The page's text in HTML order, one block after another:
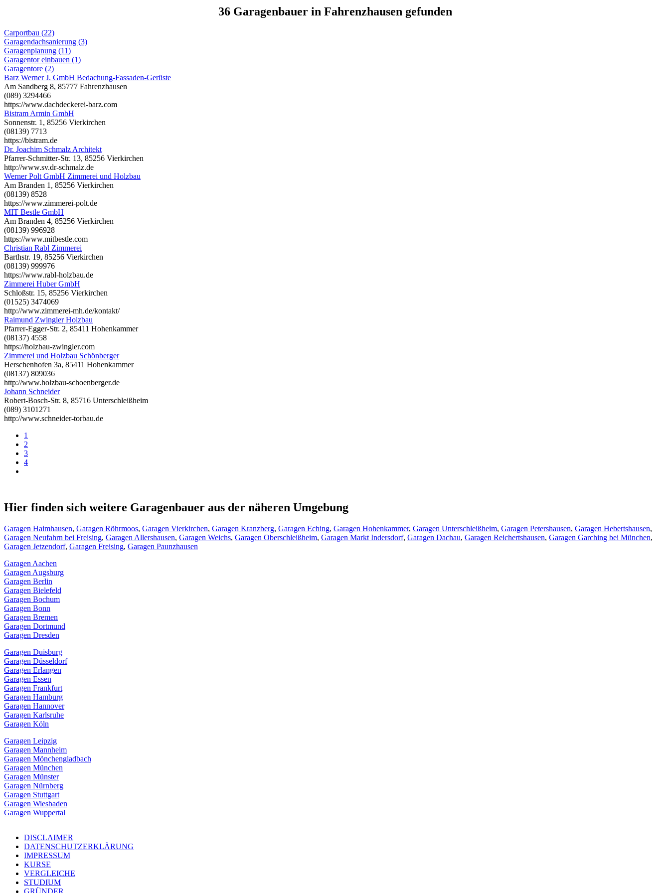
36 Garagenbauer in Fahrenzhausen gefunden
Carportbau (22)
Garagendachsanierung (3)
Garagenplanung (11)
Garagentor einbauen (1)
Garagentore (2)
Barz Werner J. GmbH Bedachung-Fassaden-Gerüste
Am Sandberg 8, 85777 Fahrenzhausen
(089) 3294466
https://www.dachdeckerei-barz.com
Bistram Armin GmbH
Sonnenstr. 1, 85256 Vierkirchen
(08139) 7713
https://bistram.de
Dr. Joachim Schmalz Architekt
Pfarrer-Schmitter-Str. 13, 85256 Vierkirchen
http://www.sv.dr-schmalz.de
Werner Polt GmbH Zimmerei und Holzbau
Am Branden 1, 85256 Vierkirchen
(08139) 8528
https://www.zimmerei-polt.de
MIT Bestle GmbH
Am Branden 4, 85256 Vierkirchen
(08139) 996928
https://www.mitbestle.com
Christian Rabl Zimmerei
Barthstr. 19, 85256 Vierkirchen
(08139) 999976
https://www.rabl-holzbau.de
Zimmerei Huber GmbH
Schloßstr. 15, 85256 Vierkirchen
(01525) 3474069
http://www.zimmerei-mh.de/kontakt/
Raimund Zwingler Holzbau
Pfarrer-Egger-Str. 2, 85411 Hohenkammer
(08137) 4558
https://holzbau-zwingler.com
Zimmerei und Holzbau Schönberger
Herschenhofen 3a, 85411 Hohenkammer
(08137) 809036
http://www.holzbau-schoenberger.de
Johann Schneider
Robert-Bosch-Str. 8, 85716 Unterschleißheim
(089) 3101271
http://www.schneider-torbau.de
1
2
3
4
Hier finden sich weitere Garagenbauer aus der näheren Umgebung
Garagen Haimhausen, Garagen Röhrmoos, Garagen Vierkirchen, Garagen Kranzberg, Garagen Eching, Garagen Hohenkammer, Garagen Unterschleißheim, Garagen Petershausen, Garagen Hebertshausen,
Garagen Neufahrn bei Freising, Garagen Allershausen, Garagen Weichs, Garagen Oberschleißheim, Garagen Markt Indersdorf, Garagen Dachau, Garagen Reichertshausen, Garagen Garching bei München,
Garagen Jetzendorf, Garagen Freising, Garagen Paunzhausen
Garagen Aachen
Garagen Augsburg
Garagen Berlin
Garagen Bielefeld
Garagen Bochum
Garagen Bonn
Garagen Bremen
Garagen Dortmund
Garagen Dresden
Garagen Duisburg
Garagen Düsseldorf
Garagen Erlangen
Garagen Essen
Garagen Frankfurt
Garagen Hamburg
Garagen Hannover
Garagen Karlsruhe
Garagen Köln
Garagen Leipzig
Garagen Mannheim
Garagen Mönchengladbach
Garagen München
Garagen Münster
Garagen Nürnberg
Garagen Stuttgart
Garagen Wiesbaden
Garagen Wuppertal
DISCLAIMER
DATENSCHUTZERKLÄRUNG
IMPRESSUM
KURSE
VERGLEICHE
STUDIUM
GRÜNDER